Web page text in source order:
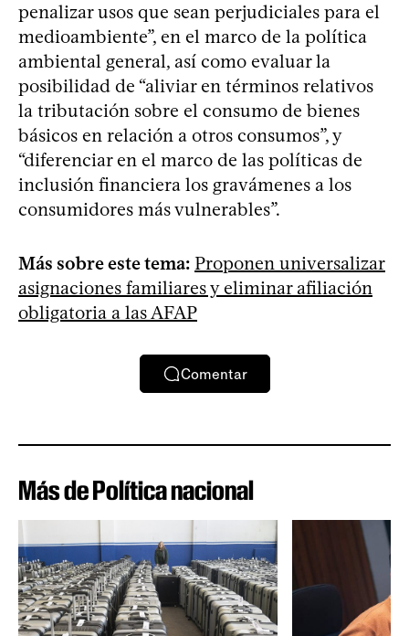
penalizar usos que sean perjudiciales para el
medioambiente”, en el marco de la política
ambiental general, así como evaluar la
posibilidad de “aliviar en términos relativos
la tributación sobre el consumo de bienes
básicos en relación a otros consumos”, y
“diferenciar en el marco de las políticas de
inclusión financiera los gravámenes a los
consumidores más vulnerables”.
Más sobre este tema: Proponen universalizar
asignaciones familiares y eliminar afiliación
obligatoria a las AFAP
Comentar
Más de Política nacional